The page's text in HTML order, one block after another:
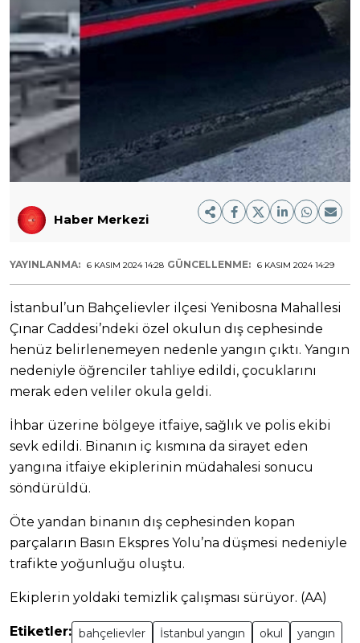
Haber Merkezi
YAYINLANMA: 6 KASIM 2024 14:28 GÜNCELLENME: 6 KASIM 2024 14:29
İstanbul’un Bahçelievler ilçesi Yenibosna Mahallesi
Çınar Caddesi’ndeki özel okulun dış cephesinde
henüz belirlenemeyen nedenle yangın çıktı. Yangın
nedeniyle öğrenciler tahliye edildi, çocuklarını
merak eden veliler okula geldi.
İhbar üzerine bölgeye itfaiye, sağlık ve polis ekibi
sevk edildi. Binanın iç kısmına da sirayet eden
yangına itfaiye ekiplerinin müdahalesi sonucu
söndürüldü.
Öte yandan binanın dış cephesinden kopan
parçaların Basın Ekspres Yolu’na düşmesi nedeniyle
trafikte yoğunluğu oluştu.
Ekiplerin yoldaki temizlik çalışması sürüyor. (AA)
Etiketler: bahçelievler İstanbul yangın okul yangın